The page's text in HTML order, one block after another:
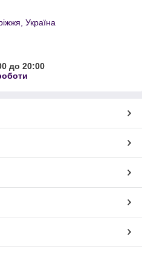
Україна
до 20:00